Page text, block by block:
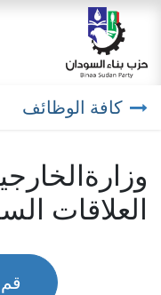
تخطي للذهاب إلى المحتوى
كافة الوظائف
العلاقات
قم